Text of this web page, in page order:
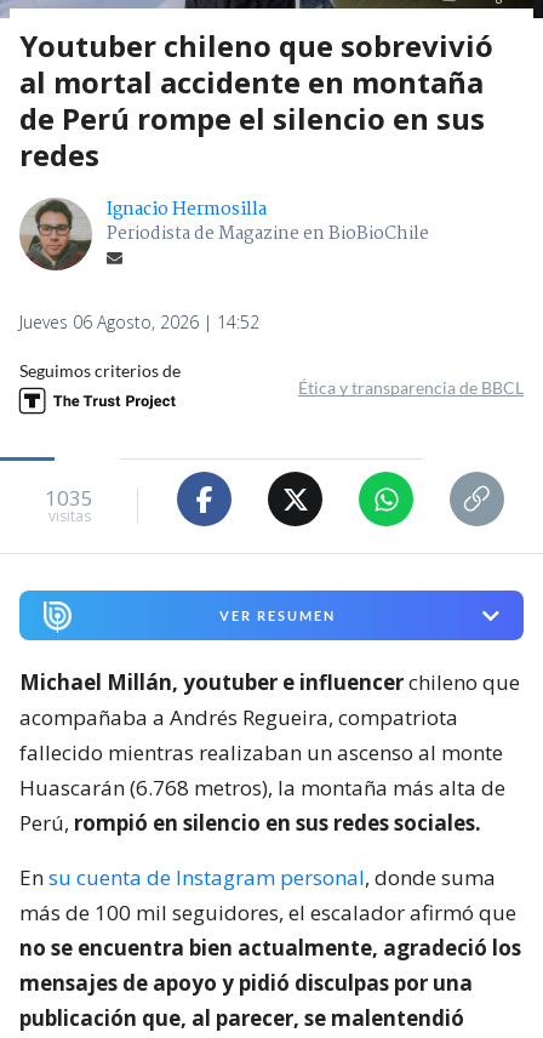
Youtuber chileno que sobrevivió
al mortal accidente en montaña
de Perú rompe el silencio en sus
redes
Ignacio Hermosilla
Periodista de Magazine en BioBioChile
Jueves 06 Agosto, 2026 | 14:52
Seguimos criterios de
Ética y transparencia de BBCL
1035
visitas
VER RESUMEN
Michael Millán, youtuber e influencerchileno que
acompañaba a Andrés Regueira, compatriota
fallecido mientras realizaban un ascenso al monte
Huascarán (6.768 metros), la montaña más alta de
Perú, rompió en silencio en sus redes sociales.
Ensu cuenta de Instagram personal, donde suma
más de 100 mil seguidores, el escalador afirmó que
no se encuentra bien actualmente, agradeció los
mensajes de apoyo y pidió disculpas por una
publicación que, al parecer, se malentendió